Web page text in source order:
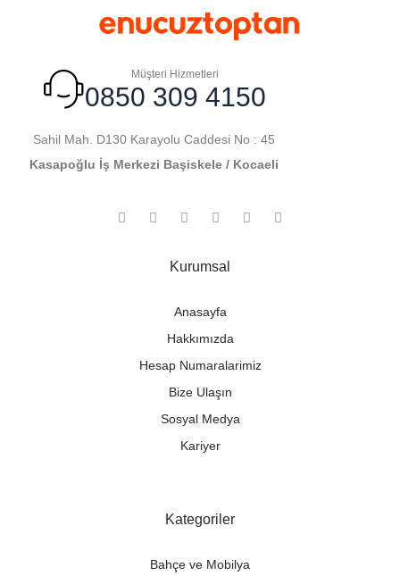
Müşteri Hizmetleri
0850 309 4150
Sahil Mah. D130 Karayolu Caddesi No : 45
Kasapoğlu İş Merkezi Başiskele / Kocaeli
Kurumsal
Anasayfa
Hakkımızda
Hesap Numaralarimiz
Bize Ulaşın
Sosyal Medya
Kariyer
Kategoriler
Bahçe ve Mobilya